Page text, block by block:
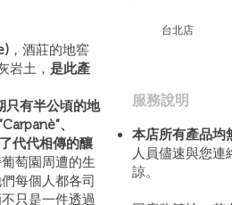
，酒莊的地窖
岩土， 是此產
只有半公頃的地
、
代代相傳的釀
葡萄園周遭的生
每個人都各司
只是一件透過
​台北店
​服務說明
本店所有產品均
人員儘速與您連
諒。